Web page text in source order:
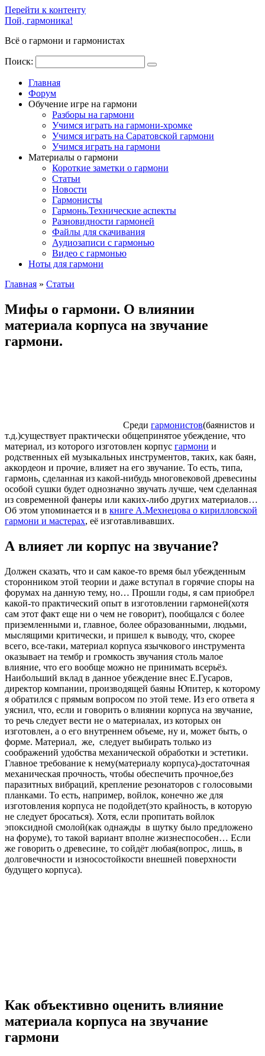
Перейти к контенту
Пой, гармоника!
Всё о гармони и гармонистах
Поиск:
Главная
Форум
Обучение игре на гармони
Разборы на гармони
Учимся играть на гармони-хромке
Учимся играть на Саратовской гармони
Учимся играть на гармони
Материалы о гармони
Короткие заметки о гармони
Cтатьи
Новости
Гармонисты
Гармонь.Технические аспекты
Разновидности гармоней
Файлы для скачивания
Аудиозаписи с гармонью
Видео с гармонью
Ноты для гармони
Главная » Cтатьи
Мифы о гармони. О влиянии
материала корпуса на звучание
гармони.
Среди гармонистов(баянистов и
т.д.)существует практически общепринятое убеждение, что
материал, из которого изготовлен корпус гармони и
родственных ей музыкальных инструментов, таких, как баян,
аккордеон и прочие, влияет на его звучание. То есть, типа,
гармонь, сделанная из какой-нибудь многовековой древесины
особой сушки будет однозначно звучать лучше, чем сделанная
из современной фанеры или каких-либо других материалов…
Об этом упоминается и в книге А.Мехнецова о кирилловской
гармони и мастерах, её изготавливавших.
А влияет ли корпус на звучание?
Должен сказать, что и сам какое-то время был убежденным
сторонником этой теории и даже вступал в горячие споры на
форумах на данную тему, но… Прошли годы, я сам приобрел
какой-то практический опыт в изготовлении гармоней(хотя
сам этот факт еще ни о чем не говорит), пообщался с более
приземленными и, главное, более образованными, людьми,
мыслящими критически, и пришел к выводу, что, скорее
всего, все-таки, материал корпуса язычкового инструмента
оказывает на тембр и громкость звучания столь малое
влияние, что его вообще можно не принимать всерьёз.
Наибольший вклад в данное убеждение внес Е.Гусаров,
директор компании, производящей баяны Юпитер, к которому
я обратился с прямым вопросом по этой теме. Из его ответа я
уяснил, что, если и говорить о влиянии корпуса на звучание,
то речь следует вести не о материалах, из которых он
изготовлен, а о его внутреннем объеме, ну и, может быть, о
форме. Материал, же, следует выбирать только из
соображений удобства механической обработки и эстетики.
Главное требование к нему(материалу корпуса)-достаточная
механическая прочность, чтобы обеспечить прочное,без
паразитных вибраций, крепление резонаторов с голосовыми
планками. То есть, например, войлок, конечно же для
изготовления корпуса не подойдет(это крайность, в которую
не следует бросаться). Хотя, если пропитать войлок
эпоксидной смолой(как однажды в шутку было предложено
на форуме), то такой вариант вполне жизнеспособен… Если
же говорить о древесине, то сойдёт любая(вопрос, лишь, в
долговечности и износостойкости внешней поверхности
будущего корпуса).
Как объективно оценить влияние
материала корпуса на звучание
гармони